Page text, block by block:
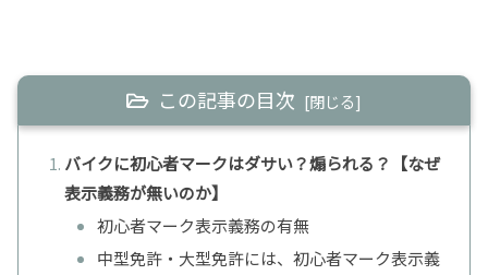
この記事の目次
バイクに初心者マークはダサい？煽られる？【なぜ
表示義務が無いのか】
初心者マーク表示義務の有無
中型免許・大型免許には、初心者マーク表示義